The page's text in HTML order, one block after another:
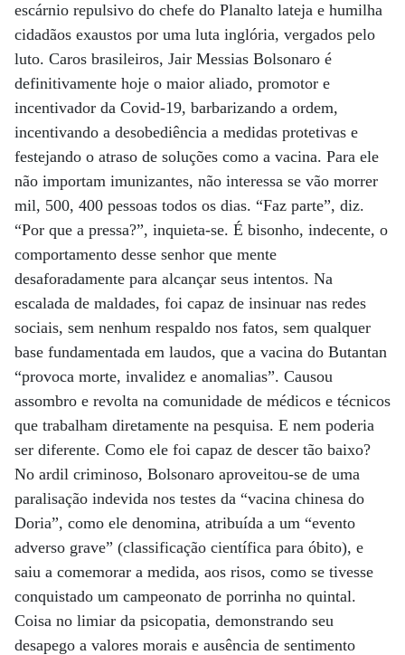
escárnio repulsivo do chefe do Planalto lateja e humilha
cidadãos exaustos por uma luta inglória, vergados pelo
luto. Caros brasileiros, Jair Messias Bolsonaro é
definitivamente hoje o maior aliado, promotor e
incentivador da Covid-19, barbarizando a ordem,
incentivando a desobediência a medidas protetivas e
festejando o atraso de soluções como a vacina. Para ele
não importam imunizantes, não interessa se vão morrer
mil, 500, 400 pessoas todos os dias. “Faz parte”, diz.
“Por que a pressa?”, inquieta-se. É bisonho, indecente, o
comportamento desse senhor que mente
desaforadamente para alcançar seus intentos. Na
escalada de maldades, foi capaz de insinuar nas redes
sociais, sem nenhum respaldo nos fatos, sem qualquer
base fundamentada em laudos, que a vacina do Butantan
“provoca morte, invalidez e anomalias”. Causou
assombro e revolta na comunidade de médicos e técnicos
que trabalham diretamente na pesquisa. E nem poderia
ser diferente. Como ele foi capaz de descer tão baixo?
No ardil criminoso, Bolsonaro aproveitou-se de uma
paralisação indevida nos testes da “vacina chinesa do
Doria”, como ele denomina, atribuída a um “evento
adverso grave” (classificação científica para óbito), e
saiu a comemorar a medida, aos risos, como se tivesse
conquistado um campeonato de porrinha no quintal.
Coisa no limiar da psicopatia, demonstrando seu
desapego a valores morais e ausência de sentimento